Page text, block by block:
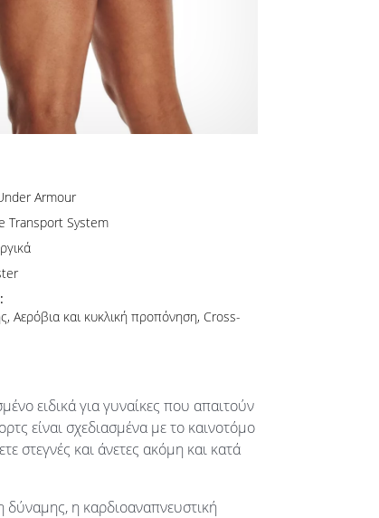
Armour
Transport System
Αερόβια και κυκλική προπόνηση, Cross-
ειδικά για γυναίκες που απαιτούν
είναι σχεδιασμένα με το καινοτόμο
στεγνές και άνετες ακόμη και κατά
δύναμης, η καρδιοαναπνευστική